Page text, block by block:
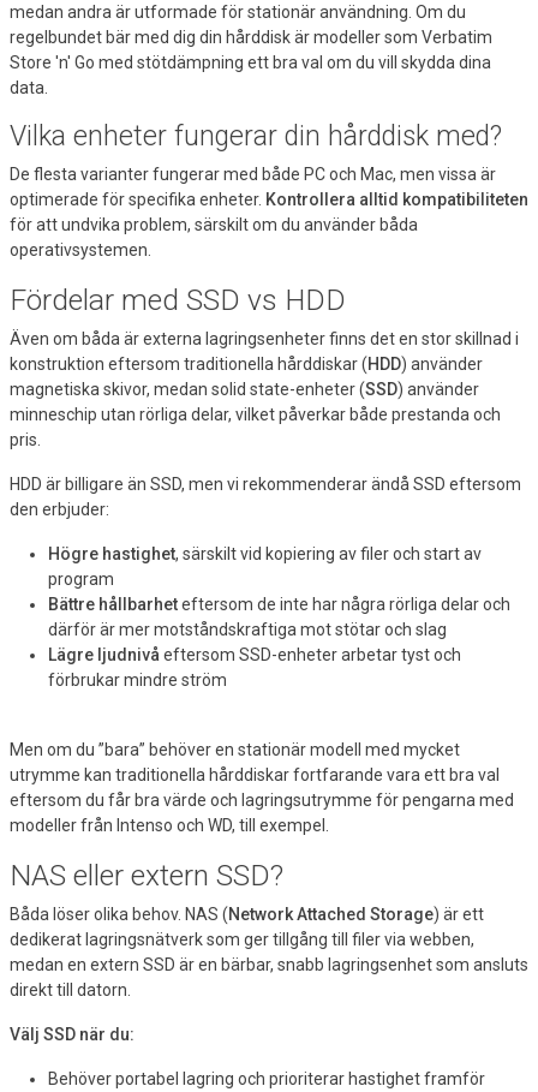
medan andra är utformade för stationär användning. Om du
regelbundet bär med dig din hårddisk är modeller som Verbatim
Store 'n' Go med stötdämpning ett bra val om du vill skydda dina
data.
Vilka enheter fungerar din hårddisk med?
De flesta varianter fungerar med både PC och Mac, men vissa är
optimerade för specifika enheter. Kontrollera alltid kompatibiliteten
för att undvika problem, särskilt om du använder båda
operativsystemen.
Fördelar med SSD vs HDD
Även om båda är externa lagringsenheter finns det en stor skillnad i
konstruktion eftersom traditionella hårddiskar (HDD) använder
magnetiska skivor, medan solid state-enheter (SSD) använder
minneschip utan rörliga delar, vilket påverkar både prestanda och
pris.
HDD är billigare än SSD, men vi rekommenderar ändå SSD eftersom
den erbjuder:
Högre hastighet, särskilt vid kopiering av filer och start av
program
Bättre hållbarheteftersom de inte har några rörliga delar och
därför är mer motståndskraftiga mot stötar och slag
Lägre ljudnivå eftersom SSD-enheter arbetar tyst och
förbrukar mindre ström
Men om du ”bara” behöver en stationär modell med mycket
utrymme kan traditionella hårddiskar fortfarande vara ett bra val
eftersom du får bra värde och lagringsutrymme för pengarna med
modeller från Intenso och WD, till exempel.
NAS eller extern SSD?
Båda löser olika behov. NAS (Network Attached Storage) är ett
dedikerat lagringsnätverk som ger tillgång till filer via webben,
medan en extern SSD är en bärbar, snabb lagringsenhet som ansluts
direkt till datorn.
Välj SSD när du:
Behöver portabel lagring och prioriterar hastighet framför